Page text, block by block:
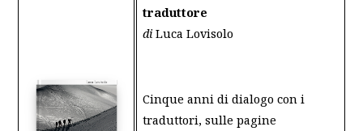
traduttore
di Luca Lovisolo
Cinque anni di dialogo con i
traduttori, sulle pagine